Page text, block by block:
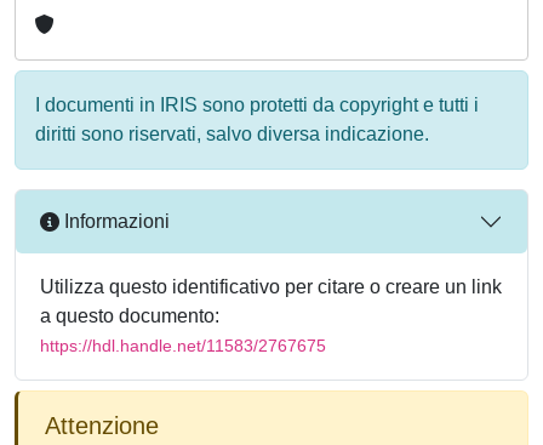
I documenti in IRIS sono protetti da copyright e tutti i
diritti sono riservati, salvo diversa indicazione.
Informazioni
Utilizza questo identificativo per citare o creare un link
a questo documento:
https://hdl.handle.net/11583/2767675
Attenzione